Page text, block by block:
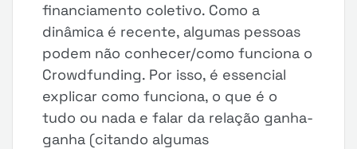
financiamento coletivo. Como a
dinâmica é recente, algumas pessoas
podem não conhecer/como funciona o
Crowdfunding. Por isso, é essencial
explicar como funciona, o que é o
tudo ou nada e falar da relação ganha-
ganha (citando algumas